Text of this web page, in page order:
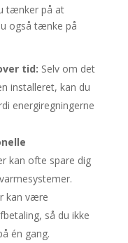
tænker på at
også tænke på
tid: Selv om det
installeret, kan du
energiregningerne
kan ofte spare dig
kan være
så du ikke
én gang.